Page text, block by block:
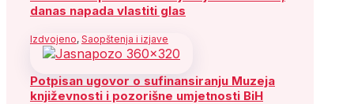
danas napada vlastiti glas
Izdvojeno, Saopštenja i izjave
Potpisan ugovor o sufinansiranju Muzeja
književnosti i pozorišne umjetnosti BiH